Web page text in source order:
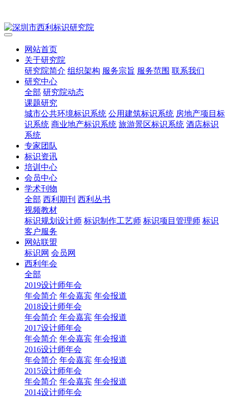
网站首页
关于研究院
研究院简介 组织架构 服务宗旨 服务范围 联系我们
研究中心
全部 研究院动态
课题研究
城市公共环境标识系统 公用建筑标识系统 房地产项目标
识系统 商业地产标识系统 旅游景区标识系统 酒店标识
系统
专家团队
标识资讯
培训中心
会员中心
学术刊物
全部 西利期刊 西利丛书
视频教材
标识规划设计师 标识制作工艺师 标识项目管理师 标识
客户服务
网站联盟
标识网 会员网
西利年会
全部
2019设计师年会
年会简介 年会嘉宾 年会报道
2018设计师年会
年会简介 年会嘉宾 年会报道
2017设计师年会
年会简介 年会嘉宾 年会报道
2016设计师年会
年会简介 年会嘉宾 年会报道
2015设计师年会
年会简介 年会嘉宾 年会报道
2014设计师年会